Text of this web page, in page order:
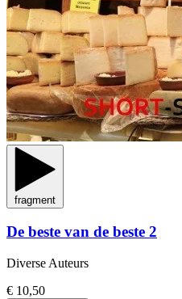
fragment
De beste van de beste 2
Diverse Auteurs
€ 10,50